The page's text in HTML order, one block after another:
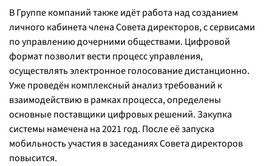
В Группе компаний также идёт работа над созданием
личного кабинета члена Совета директоров, с сервисами
по управлению дочерними обществами. Цифровой
формат позволит вести процесс управления,
осуществлять электронное голосование дистанционно.
Уже проведён комплексный анализ требований к
взаимодействию в рамках процесса, определены
основные поставщики цифровых решений. Закупка
системы намечена на 2021 год. После её запуска
мобильность участия в заседаниях Совета директоров
повысится.